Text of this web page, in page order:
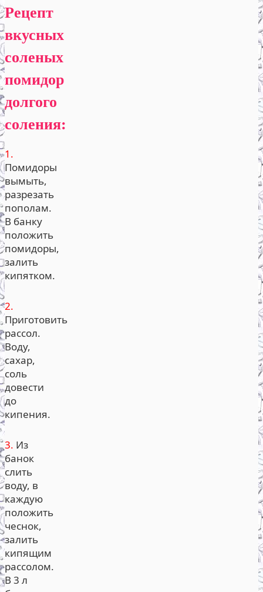
Рецепт
вкусных
соленых
помидор
долгого
соления:
1.
Помидоры
вымыть,
разрезать
пополам.
В банку
положить
помидоры,
залить
кипятком.
2.
Приготовить
рассол.
Воду,
сахар,
соль
довести
до
кипения.
3. Из
банок
слить
воду, в
каждую
положить
чеснок,
залить
кипящим
рассолом.
В 3 л